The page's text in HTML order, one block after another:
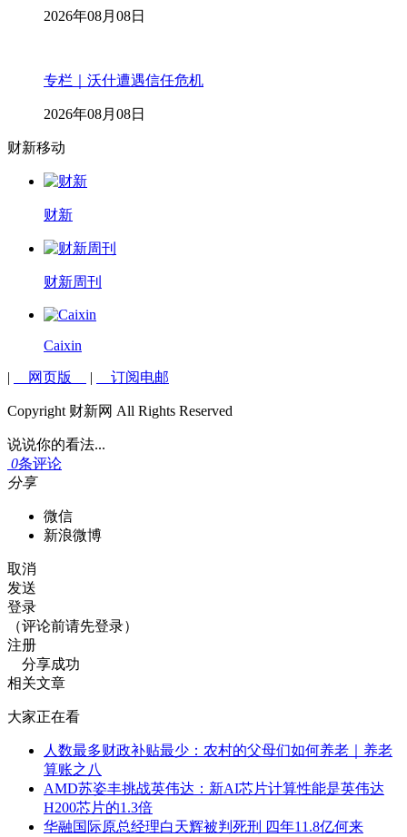
2026年08月08日
专栏｜沃什遭遇信任危机
2026年08月08日
财新移动
财新
财新周刊
Caixin
| 网页版 | 订阅电邮
Copyright 财新网 All Rights Reserved
说说你的看法...
0条评论
分享
微信
新浪微博
取消
发送
登录
（评论前请先登录）
注册
分享成功
相关文章
大家正在看
人数最多财政补贴最少：农村的父母们如何养老｜养老
算账之八
AMD苏姿丰挑战英伟达：新AI芯片计算性能是英伟达
H200芯片的1.3倍
华融国际原总经理白天辉被判死刑 四年11.8亿何来